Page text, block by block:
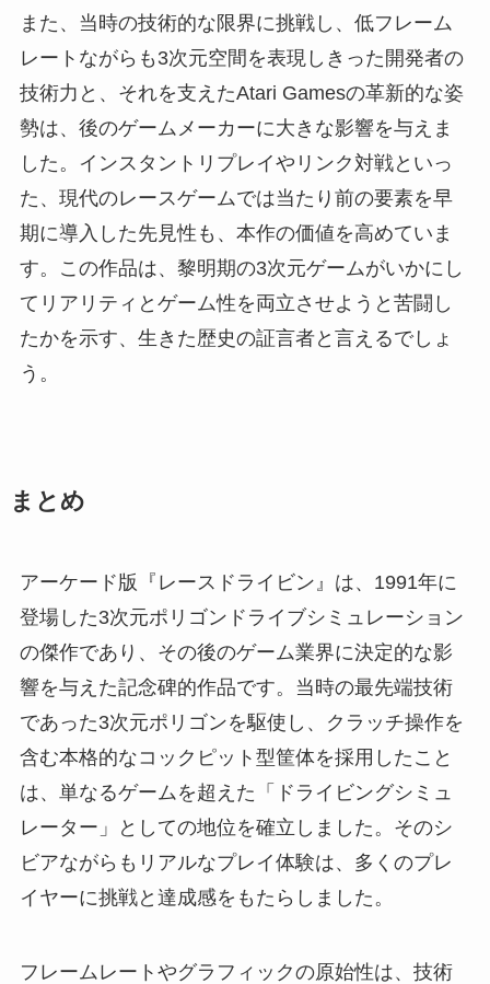
また、当時の技術的な限界に挑戦し、低フレーム
レートながらも3次元空間を表現しきった開発者の
技術力と、それを支えたAtari Gamesの革新的な姿
勢は、後のゲームメーカーに大きな影響を与えま
した。インスタントリプレイやリンク対戦といっ
た、現代のレースゲームでは当たり前の要素を早
期に導入した先見性も、本作の価値を高めていま
す。この作品は、黎明期の3次元ゲームがいかにし
てリアリティとゲーム性を両立させようと苦闘し
たかを示す、生きた歴史の証言者と言えるでしょ
う。
まとめ
アーケード版『レースドライビン』は、1991年に
登場した3次元ポリゴンドライブシミュレーション
の傑作であり、その後のゲーム業界に決定的な影
響を与えた記念碑的作品です。当時の最先端技術
であった3次元ポリゴンを駆使し、クラッチ操作を
含む本格的なコックピット型筐体を採用したこと
は、単なるゲームを超えた「ドライビングシミュ
レーター」としての地位を確立しました。そのシ
ビアながらもリアルなプレイ体験は、多くのプレ
イヤーに挑戦と達成感をもたらしました。
フレームレートやグラフィックの原始性は、技術